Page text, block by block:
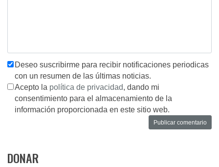
Deseo suscribirme para recibir notificaciones periodicas
con un resumen de las últimas noticias.
Acepto la política de privacidad, dando mi
consentimiento para el almacenamiento de la
información proporcionada en este sitio web.
DONAR